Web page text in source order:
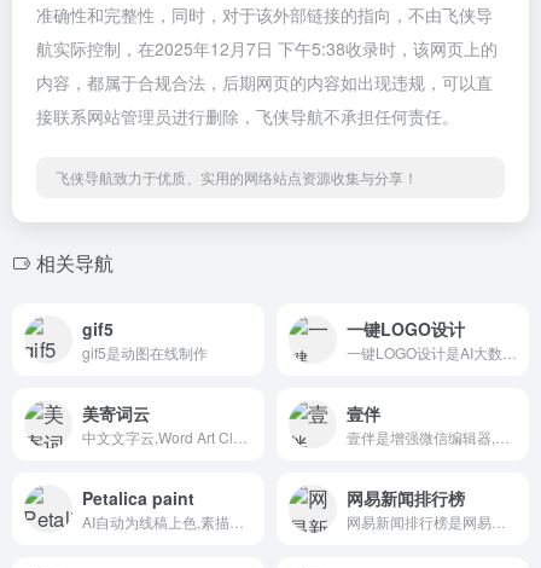
准确性和完整性，同时，对于该外部链接的指向，不由飞侠导
航实际控制，在2025年12月7日 下午5:38收录时，该网页上的
内容，都属于合规合法，后期网页的内容如出现违规，可以直
接联系网站管理员进行删除，飞侠导航不承担任何责任。
飞侠导航致力于优质、实用的网络站点资源收集与分享！
相关导航
gif5
gif5是动图在线制作
一键LOGO设计
美寄词云 壹伴
Petalica paint 网易新闻排行榜